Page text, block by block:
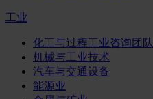
工业
化工与过程工业咨询团队
机械与工业技术
汽车与交通设备
能源业